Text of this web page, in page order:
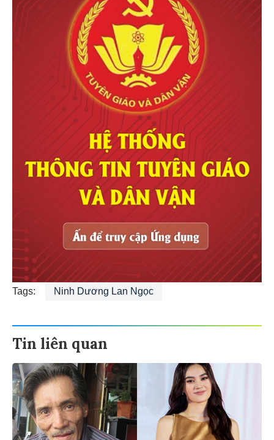
Mặt bằng Bcons Central ParkBiên Hòa
dự án Serena RiversideĐạt Phước
Đà Nẵng Downtown Sun Group
Tags: Ninh Dương Lan Ngọc
Tin liên quan